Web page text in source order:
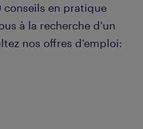
conseils en pratique
à la recherche d'un
nos offres d'emploi: